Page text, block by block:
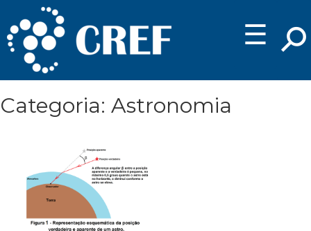
☰
Categoria: Astronomia